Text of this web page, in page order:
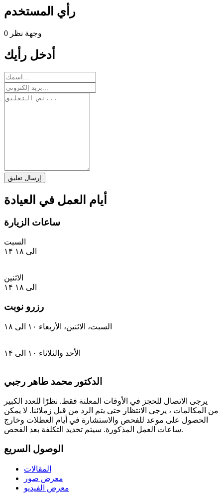
رأي المستخدم
0 وجهة نظر
أدخل رأيك
إرسال تعليق
أيام العمل في العيادة
ساعات الزيارة
السبت
۱۴ الی ۱۸
الاثنين
۱۴ الی ۱۸
رزرو نوبت
السبت، الاثنين، الأربعاء ۱۰ الی ۱۸
الأحد والثلاثاء ۱۰ الی ۱۴
الدكتور محمد طاهر رجبي
يرجى الاتصال للحجز في الأوقات المعلنة فقط. نظرًا للعدد الكبير
من المكالمات ، يرجى الانتظار حتى يتم الرد من قبل زملائنا. لا يمكن
الحصول على موعد للفحص والاستشارة في أيام العطلات وخارج
ساعات العمل المذكورة. سيتم تحديد التكلفة بعد الفحص.
الوصول السريع
المقالات
معرض صور
معرض الفيديو